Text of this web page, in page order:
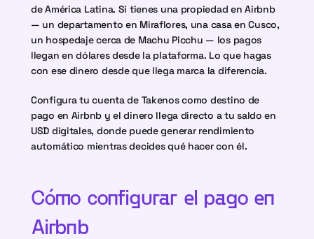
de América Latina. Si tienes una propiedad en Airbnb
— un departamento en Miraflores, una casa en Cusco,
un hospedaje cerca de Machu Picchu — los pagos
llegan en dólares desde la plataforma. Lo que hagas
con ese dinero desde que llega marca la diferencia.
Configura tu cuenta de Takenos como destino de
pago en Airbnb y el dinero llega directo a tu saldo en
USD digitales, donde puede generar rendimiento
automático mientras decides qué hacer con él.
Cómo configurar el pago en
Airbnb